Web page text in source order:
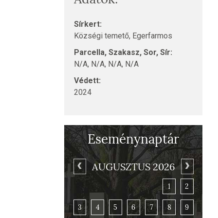
Sírkert:
Községi temető, Egerfarmos
Parcella, Szakasz, Sor, Sír:
N/A, N/A, N/A, N/A
Védett:
2024
Eseménynaptár
AUGUSZTUS 2026
1 2
3 4 5 6 7 8 9